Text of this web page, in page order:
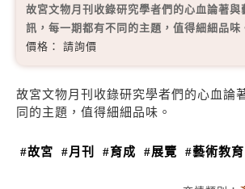
故宮文物月刊收錄研究學者們的心血論著
訊，每一期都有不同的主題，值得細細品味
價格： 請詢價
故宮文物月刊收錄研究學者們的心血論
同的主題，值得細細品味。
#故宮 #月刊 #育成 #展覽 #藝術教育